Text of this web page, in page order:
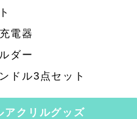
電器
ダー
ドル3点セット
アクリルグッズ